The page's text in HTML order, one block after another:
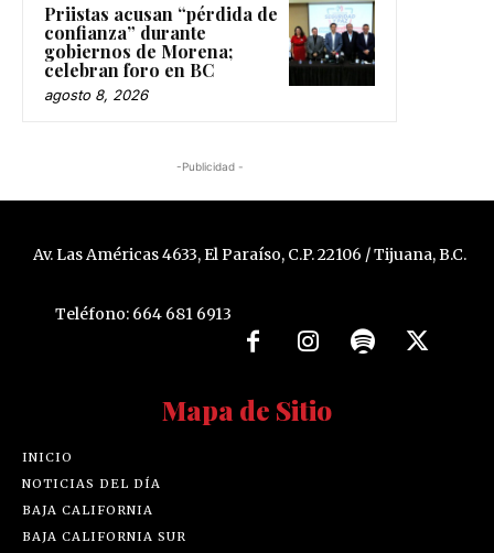
Priistas acusan “pérdida de
confianza” durante
gobiernos de Morena;
celebran foro en BC
agosto 8, 2026
-Publicidad -
Av. Las Américas 4633, El Paraíso, C.P. 22106 / Tijuana, B.C.
Teléfono: 664 681 6913
Mapa de Sitio
INICIO
NOTICIAS DEL DÍA
BAJA CALIFORNIA
BAJA CALIFORNIA SUR